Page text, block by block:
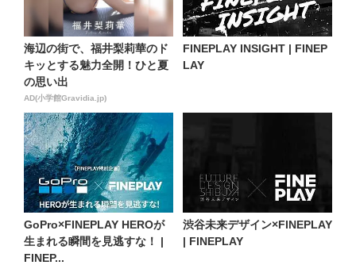
海辺の街で、福井梨莉華のド
キッとする魅力全開！ひと夏
の思い出
AD(小学館Gravidia.jp)
FINEPLAY INSIGHT | FINEP
LAY
GoPro×FINEPLAY HEROが
生まれる瞬間を見逃すな！ |
FINEP...
渋谷未来デザイン×FINEPLAY
| FINEPLAY